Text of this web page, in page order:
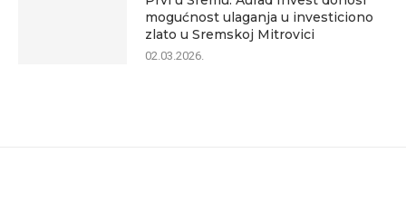
mogućnost ulaganja u investiciono
zlato u Sremskoj Mitrovici
02.03.2026.